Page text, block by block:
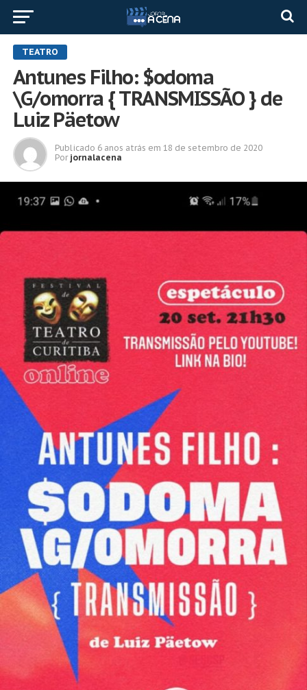
TEATRO
Antunes Filho: $odoma
\G/omorra { TRANSMISSÃO } de
Luiz Päetow
Publicado 6 anos atrás em 18 de setembro de 2020
Por jornalacena